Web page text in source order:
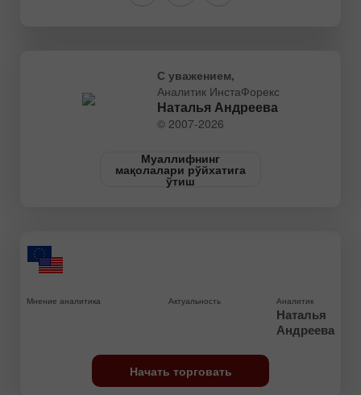
С уважением,
Аналитик ИнстаФорекс
Наталья Андреева
© 2007-2026
Муаллифнинг
мақолалари рўйхатига
ўтиш
Мнение аналитика Актуальность Аналитик
Наталья
Андреева
Начать торговать